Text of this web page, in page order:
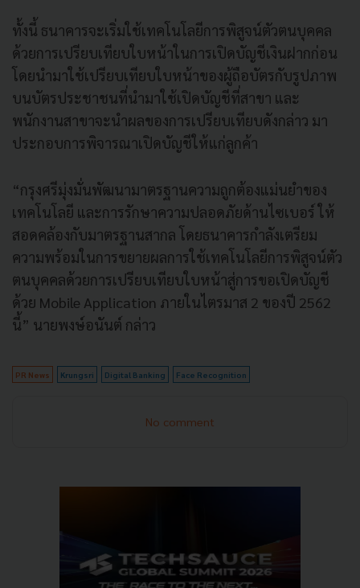
ทั้งนี้ ธนาคารจะเริ่มใช้เทคโนโลยีการพิสูจน์ตัวตนบุคคล
ด้วยการเปรียบเทียบใบหน้าในการเปิดบัญชีเงินฝากก่อน
โดยนำมาใช้เปรียบเทียบใบหน้าของผู้ถือบัตรกับรูปภาพ
บนบัตรประชาชนที่นำมาใช้เปิดบัญชีที่สาขา และ
พนักงานสาขาจะนำผลของการเปรียบเทียบดังกล่าว มา
ประกอบการพิจารณาเปิดบัญชีให้แก่ลูกค้า
“กรุงศรีมุ่งมั่นพัฒนามาตรฐานความถูกต้องแม่นยำของ
เทคโนโลยี และการรักษาความปลอดภัยด้านไซเบอร์ ให้
สอดคล้องกับมาตรฐานสากล โดยธนาคารกำลังเตรียม
ความพร้อมในการขยายผลการใช้เทคโนโลยีการพิสูจน์ตัว
ตนบุคคลด้วยการเปรียบเทียบใบหน้าสู่การขอเปิดบัญชี
ด้วย Mobile Application ภายในไตรมาส 2 ของปี 2562
นี้” นายพงษ์อนันต์ กล่าว
PR News Krungsri Digital Banking Face Recognition
No comment